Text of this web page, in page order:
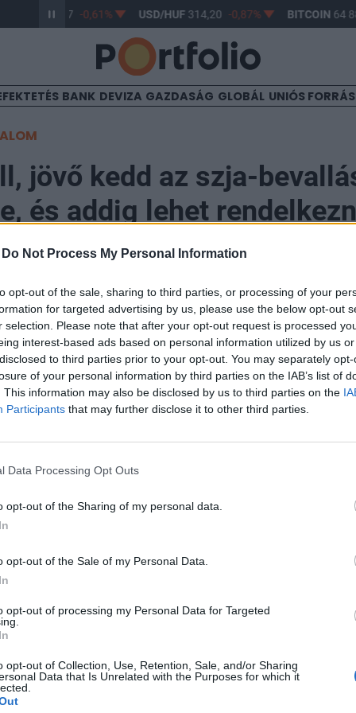
Do Not Process My Personal Information
opt-out of the sale, sharing to third parties, or processing of your
for targeted advertising by us, please use the below opt-out
selection. Please note that after your opt-out request is processed
interest-based ads based on personal information utilized by us
to third parties prior to your opt-out. You may separately
of your personal information by third parties on the IAB’s list of
This information may also be disclosed by us to third parties on the
Participants that may further disclose it to other third parties.
Data Processing Opt Outs
opt-out of the Sharing of my personal data.
opt-out of the Sale of my Personal Data.
opt-out of processing my Personal Data for Targeted
opt-out of Collection, Use, Retention, Sale, and/or Sharing
Data that Is Unrelated with the Purposes for which it
363,17 -0,61% USD/HUF314,20 -0,87% BITCOIN64
BANK DEVIZA GAZDASÁG GLOBÁL UNIÓS
jövő kedd az szja-
és addig lehet
is
kedd az szja-bevallások határideje és addig lehet
és a vallási közösségek 1+1% felajánlásáról is – hívta
a Nemzeti Adó- és Vámhivatal (NAV).
és többször túl is szárnyalta a 40 ezret az eSZJA-n keresztül
száma. Akinek befizetendő adója van a bevallásban és
portfolio.hu hírarchívumához tartozik, melynek olvasása
tartalmazza:
cikkarchívum